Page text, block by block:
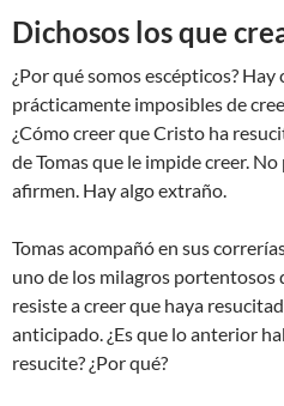
Dichosos los que
¿Por qué somos escépticos?
prácticamente imposibles de
¿Cómo creer que Cristo ha
de Tomas que le impide creer.
afirmen. Hay algo extraño.
Tomas acompañó en sus
uno de los milagros portentosos
resiste a creer que haya
anticipado. ¿Es que lo anterior
resucite? ¿Por qué?